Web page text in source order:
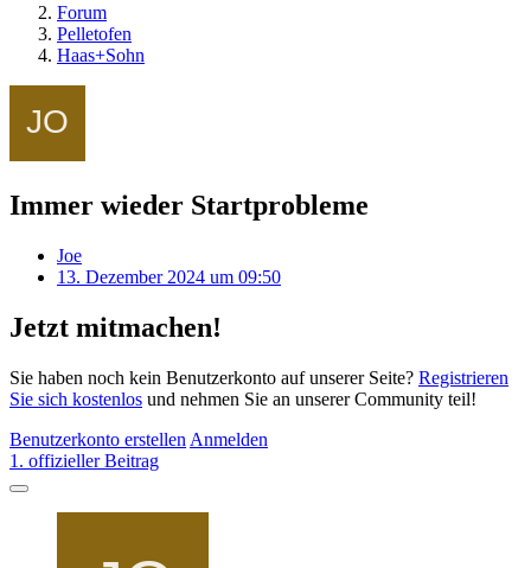
Forum
Pelletofen
Haas+Sohn
Immer wieder Startprobleme
Joe
13. Dezember 2024 um 09:50
Jetzt mitmachen!
Sie haben noch kein Benutzerkonto auf unserer Seite? Registrieren
Sie sich kostenlos und nehmen Sie an unserer Community teil!
Benutzerkonto erstellen Anmelden
1. offizieller Beitrag